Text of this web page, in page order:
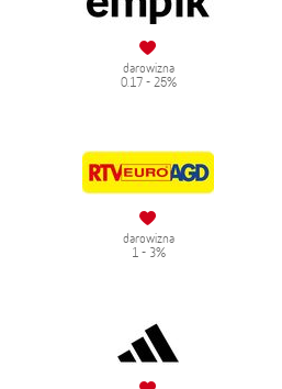
darowizna
0.17 - 25%
darowizna
1 - 3%